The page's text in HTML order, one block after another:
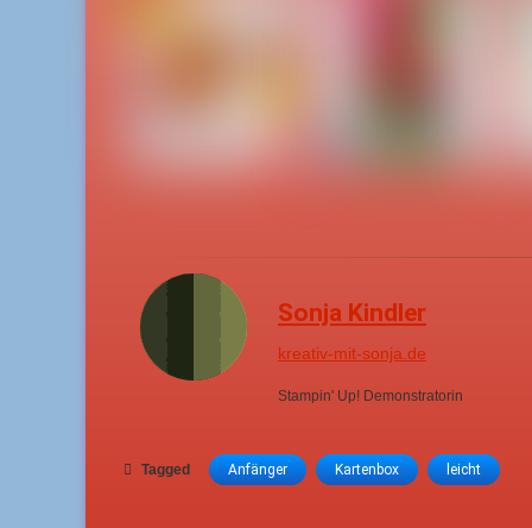
Sonja Kindler
kreativ-mit-sonja.de
Stampin' Up! Demonstratorin
Tagged Anfänger Kartenbox leicht